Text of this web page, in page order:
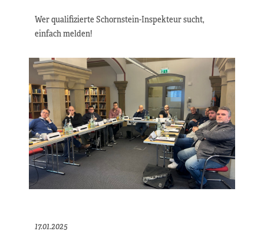
Wer qualifizierte Schornstein-Inspekteur sucht,
einfach melden!
17.01.2025